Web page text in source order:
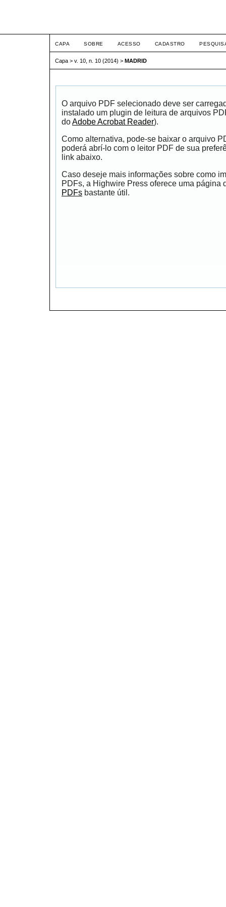
CAPA SOBRE ACESSO CADASTRO
Capa > v. 10, n. 10 (2014) > MADRID
O arquivo PDF selecionado deve ser
instalado um plugin de leitura de arquivos
doAdobe Acrobat Reader).
Como alternativa, pode-se baixar o arquivo
poderá abrí-lo com o leitor PDF de sua
link abaixo.
Caso deseje mais informações sobre como
PDFs, a Highwire Press oferece uma página
PDFs bastante útil.